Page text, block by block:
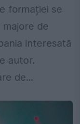
formației se
de
interesată
autor.
de...